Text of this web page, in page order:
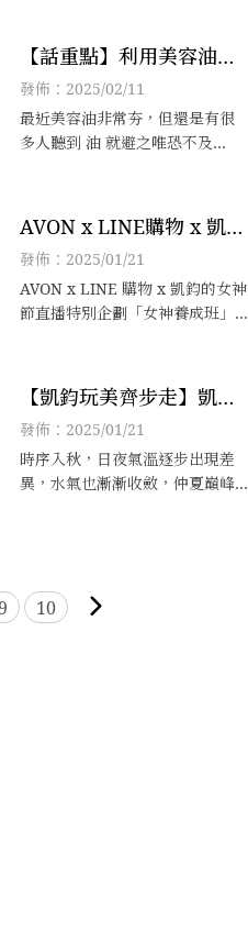
【話重點】利用美容油搭
配臉部按摩的方法
發佈：2025/02/11
最近美容油非常夯，但還是有很
多人聽到 油 就避之唯恐不及
來做臉部的按摩吧!
AVON x LINE購物 x 凱鈞
的女神節直播特別企劃，
就在春天漂亮登場！
發佈：2025/01/21
AVON x LINE 購物 x 凱鈞的女神
節直播特別企劃「女神養成班」
【凱鈞玩美齊步走】凱鈞
老師x國際科研保養品牌
AVON的線上新品發表會
發佈：2025/01/21
時序入秋，日夜氣溫逐步出現差
異，水氣也漸漸收斂，仲夏巔峰
缺水，則可能讓敏弱、細紋、鬆
弛、粗
10